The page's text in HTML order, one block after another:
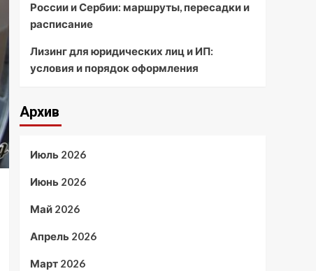
России и Сербии: маршруты, пересадки и
расписание
Лизинг для юридических лиц и ИП:
условия и порядок оформления
Архив
Июль 2026
Июнь 2026
Май 2026
Апрель 2026
Март 2026